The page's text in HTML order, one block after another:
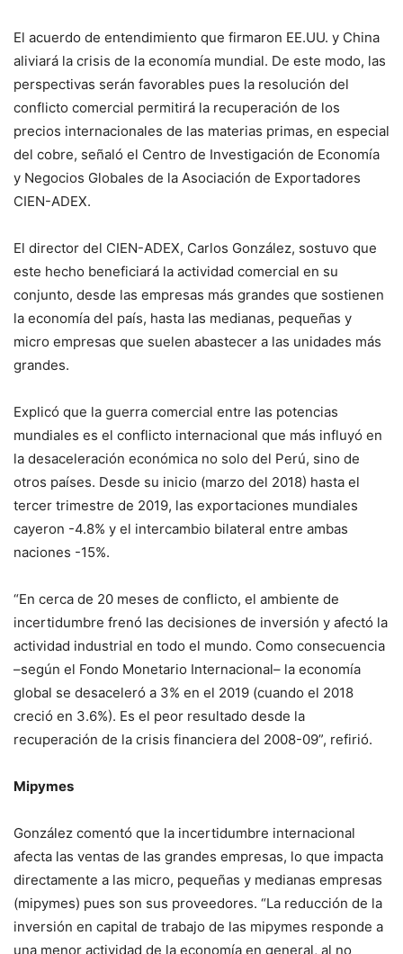
El acuerdo de entendimiento que firmaron EE.UU. y China
aliviará la crisis de la economía mundial. De este modo, las
perspectivas serán favorables pues la resolución del
conflicto comercial permitirá la recuperación de los
precios internacionales de las materias primas, en especial
del cobre, señaló el Centro de Investigación de Economía
y Negocios Globales de la Asociación de Exportadores
CIEN-ADEX.
El director del CIEN-ADEX, Carlos González, sostuvo que
este hecho beneficiará la actividad comercial en su
conjunto, desde las empresas más grandes que sostienen
la economía del país, hasta las medianas, pequeñas y
micro empresas que suelen abastecer a las unidades más
grandes.
Explicó que la guerra comercial entre las potencias
mundiales es el conflicto internacional que más influyó en
la desaceleración económica no solo del Perú, sino de
otros países. Desde su inicio (marzo del 2018) hasta el
tercer trimestre de 2019, las exportaciones mundiales
cayeron -4.8% y el intercambio bilateral entre ambas
naciones -15%.
“En cerca de 20 meses de conflicto, el ambiente de
incertidumbre frenó las decisiones de inversión y afectó la
actividad industrial en todo el mundo. Como consecuencia
–según el Fondo Monetario Internacional– la economía
global se desaceleró a 3% en el 2019 (cuando el 2018
creció en 3.6%). Es el peor resultado desde la
recuperación de la crisis financiera del 2008-09”, refirió.
Mipymes
González comentó que la incertidumbre internacional
afecta las ventas de las grandes empresas, lo que impacta
directamente a las micro, pequeñas y medianas empresas
(mipymes) pues son sus proveedores. “La reducción de la
inversión en capital de trabajo de las mipymes responde a
una menor actividad de la economía en general, al no